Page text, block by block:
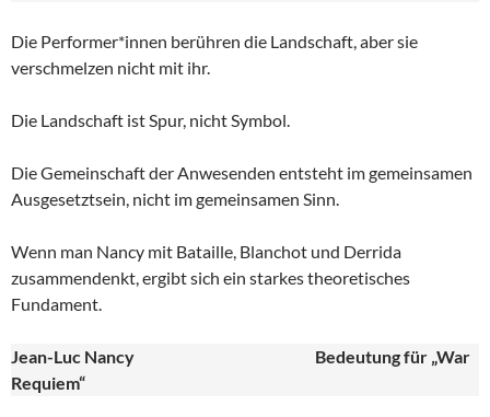
Die Performer*innen berühren die Landschaft, aber sie
verschmelzen nicht mit ihr.
Die Landschaft ist Spur, nicht Symbol.
Die Gemeinschaft der Anwesenden entsteht im gemeinsamen
Ausgesetztsein, nicht im gemeinsamen Sinn.
Wenn man Nancy mit Bataille, Blanchot und Derrida
zusammendenkt, ergibt sich ein starkes theoretisches
Fundament.
Jean-Luc Nancy
Bedeutung für „War
Requiem“